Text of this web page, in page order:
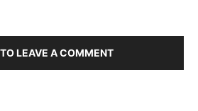
LEAVE A COMMENT